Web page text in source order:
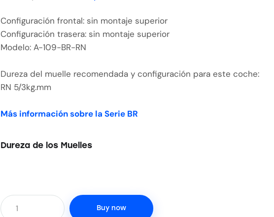
Configuración frontal: sin montaje superior
Configuración trasera: sin montaje superior
Modelo: A-109-BR-RN
Dureza del muelle recomendada y configuración para este coche:
RN 5/3kg.mm
Más información sobre la Serie BR
Dureza de los Muelles
Buy now